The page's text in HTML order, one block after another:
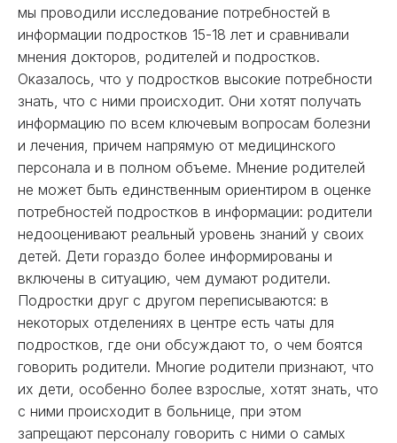
мы проводили исследование потребностей в
информации подростков 15-18 лет и сравнивали
мнения докторов, родителей и подростков.
Оказалось, что у подростков высокие потребности
знать, что с ними происходит. Они хотят получать
информацию по всем ключевым вопросам болезни
и лечения, причем напрямую от медицинского
персонала и в полном объеме. Мнение родителей
не может быть единственным ориентиром в оценке
потребностей подростков в информации: родители
недооценивают реальный уровень знаний у своих
детей. Дети гораздо более информированы и
включены в ситуацию, чем думают родители.
Подростки друг с другом переписываются: в
некоторых отделениях в центре есть чаты для
подростков, где они обсуждают то, о чем боятся
говорить родители. Многие родители признают, что
их дети, особенно более взрослые, хотят знать, что
с ними происходит в больнице, при этом
запрещают персоналу говорить с ними о самых